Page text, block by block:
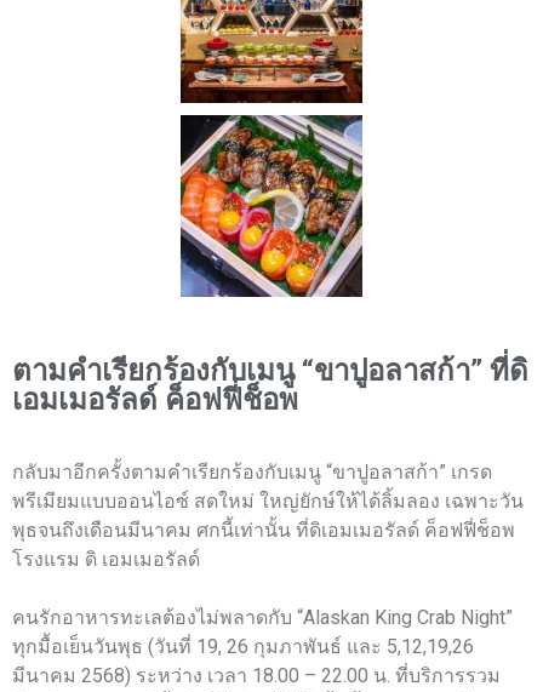
ตามคำเรียกร้องกับเมนู “ขาปูอลาสก้า” ที่ดิ
เอมเมอรัลด์ ค็อฟฟี่ช็อพ
กลับมาอีกครั้งตามคำเรียกร้องกับเมนู “ขาปูอลาสก้า” เกรด
พรีเมียมแบบออนไอซ์ สดใหม่ ใหญ่ยักษ์ให้ได้ลิ้มลอง เฉพาะวัน
พุธจนถึงเดือนมีนาคม ศกนี้เท่านั้น ที่ดิเอมเมอรัลด์ ค็อฟฟี่ช็อพ
โรงแรม ดิ เอมเมอรัลด์
คนรักอาหารทะเลต้องไม่พลาดกับ “Alaskan King Crab Night”
ทุกมื้อเย็นวันพุธ (วันที่ 19, 26 กุมภาพันธ์ และ 5,12,19,26
มีนาคม 2568) ระหว่าง เวลา 18.00 – 22.00 น. ที่บริการรวม